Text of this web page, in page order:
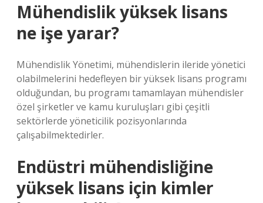
Mühendislik yüksek lisans
ne işe yarar?
Mühendislik Yönetimi, mühendislerin ileride yönetici
olabilmelerini hedefleyen bir yüksek lisans programı
olduğundan, bu programı tamamlayan mühendisler
özel şirketler ve kamu kuruluşları gibi çeşitli
sektörlerde yöneticilik pozisyonlarında
çalışabilmektedirler.
Endüstri mühendisliğine
yüksek lisans için kimler